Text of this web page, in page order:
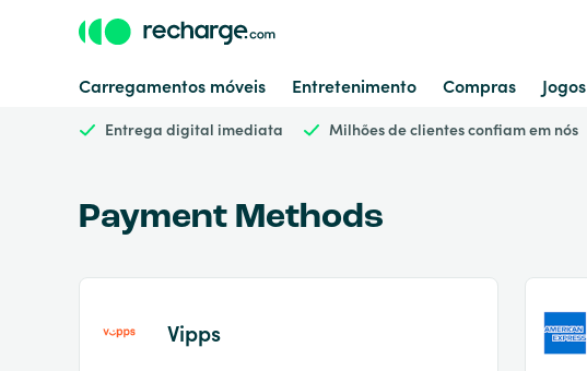
Carregamentos móveis Entretenimento Compras Jogos
Entrega digital imediata Milhões de clientes confiam em nós
Payment Methods
Vipps